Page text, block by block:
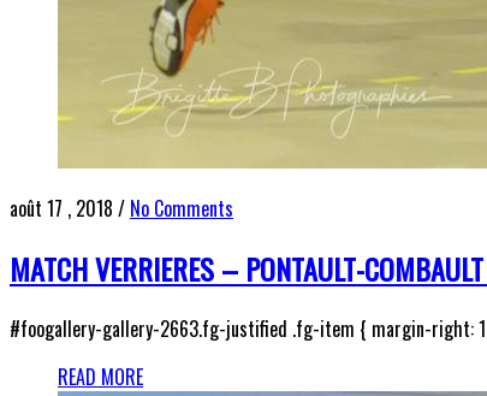
août 17 , 2018 / No Comments
MATCH VERRIERES – PONTAULT-
#foogallery-gallery-2663.fg-justified .fg-item { margin-right:
READ MORE